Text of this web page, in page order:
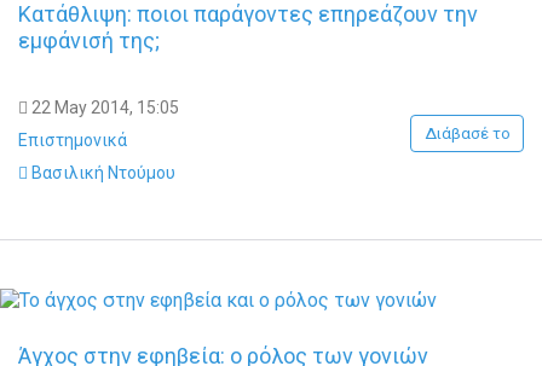
Κατάθλιψη: ποιοι παράγοντες επηρεάζουν την
εμφάνισή της;
22 May 2014, 15:05
Επιστημονικά
Βασιλική Ντούμου
Διάβασέ το
Άγχος στην εφηβεία: o ρόλος των γονιών